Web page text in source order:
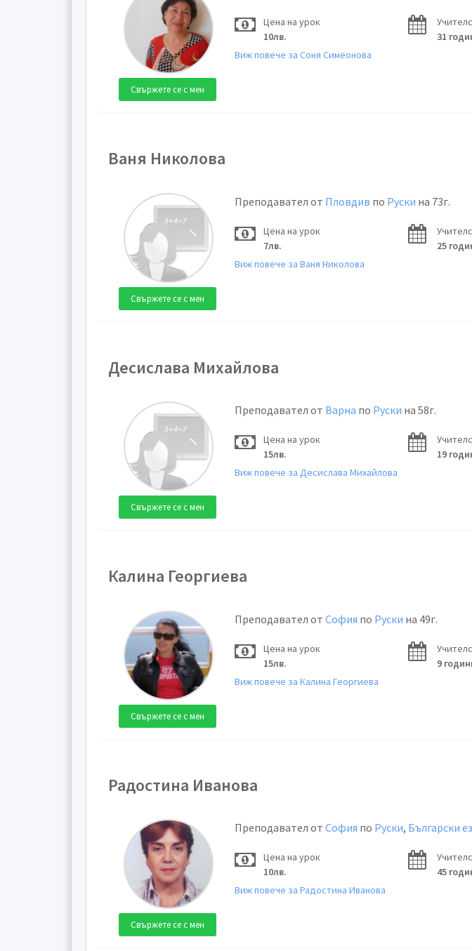
Свържете се с мен
Цена на урок
10лв.
31
Виж повече за Соня Симеонова
Ваня Николова
Свържете се с мен
Преподавател от Пловдив по Руски на 73г.
Цена на урок
7лв.
25
Виж повече за Ваня Николова
Десислава Михайлова
Свържете се с мен
Преподавател от Варна по Руски на 58г.
Цена на урок
15лв.
19
Виж повече за Десислава Михайлова
Калина Георгиева
Свържете се с мен
Преподавател от София по Руски на 49г.
Цена на урок
15лв.
9
Виж повече за Калина Георгиева
Радостина Иванова
Свържете се с мен
Преподавател от София по Руски, Български
Цена на урок
10лв.
45
Виж повече за Радостина Иванова